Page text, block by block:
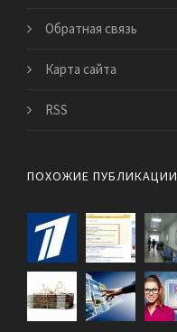
Обратная связь
Карта сайта
RSS
ПОХОЖИЕ ПУБЛИКАЦИИ